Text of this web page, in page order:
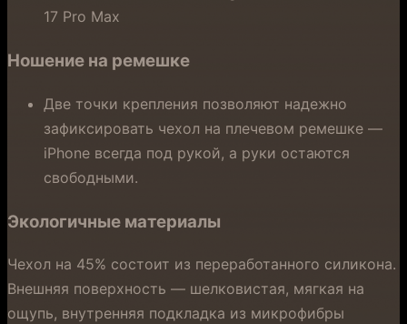
17 Pro Max
Ношение на ремешке
Две точки крепления позволяют надежно
зафиксировать чехол на плечевом ремешке —
iPhone всегда под рукой, а руки остаются
свободными.
Экологичные материалы
Чехол на 45% состоит из переработанного силикона.
Внешняя поверхность — шелковистая, мягкая на
ощупь, внутренняя подкладка из микрофибры